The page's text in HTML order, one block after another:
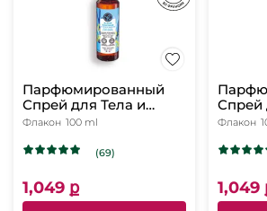
Парфюмированный
Спрей для Тела и
Волос «Морские
Фенхель», 100мл
Флакон 100 ml
(69)
1,049 ք
Спрей
Волос
Флакон
1,049